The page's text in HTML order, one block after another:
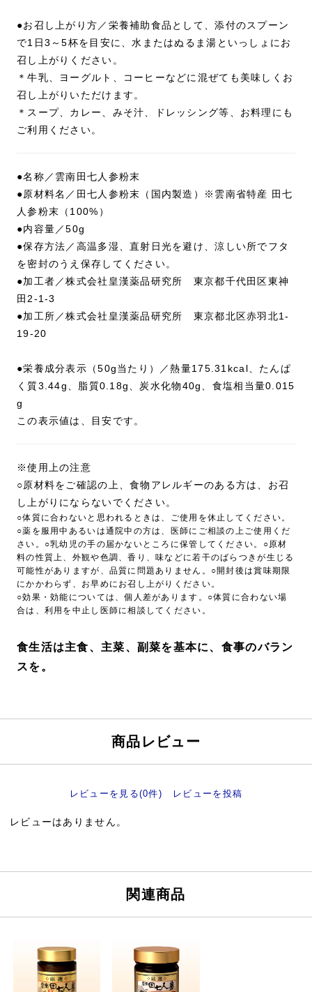
●お召し上がり方／栄養補助食品として、添付のスプーン
で1日3～5杯を目安に、水またはぬるま湯といっしょにお
召し上がりください。
＊牛乳、ヨーグルト、コーヒーなどに混ぜても美味しくお
召し上がりいただけます。
＊スープ、カレー、みそ汁、ドレッシング等、お料理にも
ご利用ください。
●名称／雲南田七人参粉末
●原材料名／田七人参粉末（国内製造）※雲南省特産 田七
人参粉末（100%）
●内容量／50g
●保存方法／高温多湿、直射日光を避け、涼しい所でフタ
を密封のうえ保存してください。
●加工者／株式会社皇漢薬品研究所 東京都千代田区東神
田2-1-3
●加工所／株式会社皇漢薬品研究所 東京都北区赤羽北1-
19-20
●栄養成分表示（50g当たり）／熱量175.31kcal、たんぱ
く質3.44g、脂質0.18g、炭水化物40g、食塩相当量0.015
g
この表示値は、目安です。
※使用上の注意
○原材料をご確認の上、食物アレルギーのある方は、お召
し上がりにならないでください。
○体質に合わないと思われるときは、ご使用を休止してください。
○薬を服用中あるいは通院中の方は、医師にご相談の上ご使用くだ
さい。○乳幼児の手の届かないところに保管してください。○原材
料の性質上、外観や色調、香り、味などに若干のばらつきが生じる
可能性がありますが、品質に問題ありません。○開封後は賞味期限
にかかわらず、お早めにお召し上がりください。
○効果・効能については、個人差があります。○体質に合わない場
合は、利用を中止し医師に相談してください。
食生活は主食、主菜、副菜を基本に、食事のバラン
スを。
商品レビュー
レビューを見る(0件) レビューを投稿
レビューはありません。
関連商品